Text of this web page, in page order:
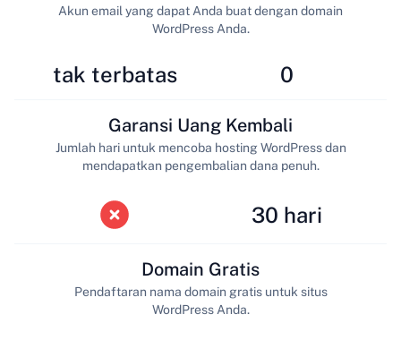
tak terbatas
Akun email yang dapat Anda buat dengan domain
WordPress Anda.
0
Garansi Uang Kembali
Jumlah hari untuk mencoba hosting WordPress dan
mendapatkan pengembalian dana penuh.
30 hari
Domain Gratis
Pendaftaran nama domain gratis untuk situs
WordPress Anda.